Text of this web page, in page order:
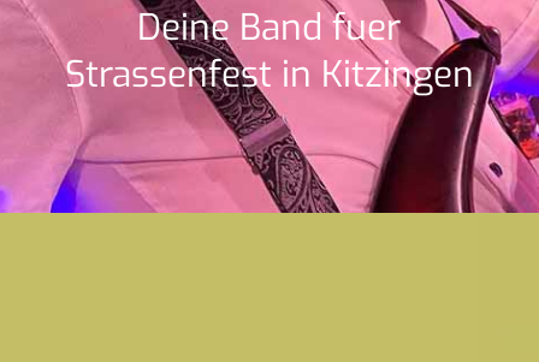
Deine Band fuer
Strassenfest in Kitzingen